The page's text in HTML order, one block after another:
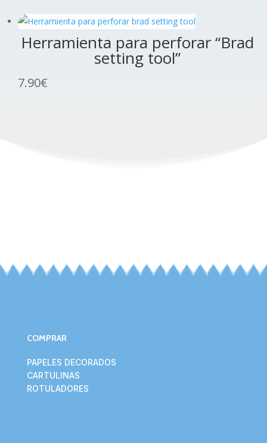
Herramienta para perforar “Brad
setting tool”
7.90€
COMPRAR
PAPELES DECORADOS
CARTULINAS
ROTULADORES